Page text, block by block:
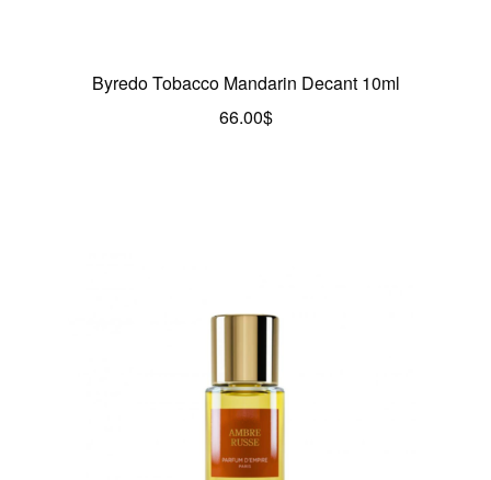
Byredo Tobacco Mandarin Decant 10ml
66.00$